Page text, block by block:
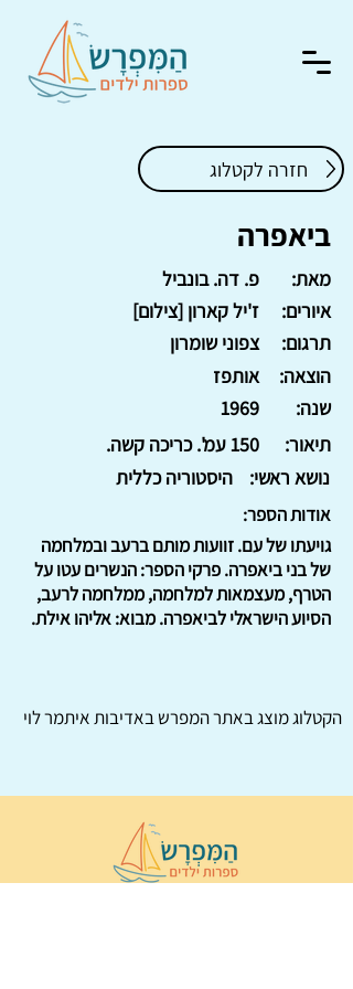
חזרה לקטלוג
ביאפרה
פ. דה. בונביל
מאת:
ז'יל קארון [צילום]
איורים:
צפוני שומרון
תרגום:
אותפז
הוצאה:
1969
שנה:
150 עמ'. כריכה קשה.
תיאור:
היסטוריה כללית
נושא ראשי:
אודות הספר:
גויעתו של עם. זוועות מותם ברעב ובמלחמה
של בני ביאפרה. פרקי הספר: הנשרים עטו על
הטרף, מעצמאות למלחמה, ממלחמה לרעב,
הסיוע הישראלי לביאפרה. מבוא: אליהו אילת.
הקטלוג מוצג באתרהמפרשבאדיבות איתמר לוי